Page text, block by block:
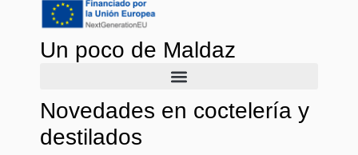
Un poco de Maldaz
Novedades en coctelería y
destilados